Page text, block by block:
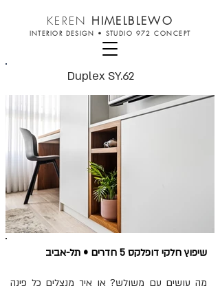
KEREN HIMELBLEWO
INTERIOR DESIGN • STUDIO 972 CONCEPT
Duplex SY.62
שיפוץ חלקי דופלקס 5 חדרים • תל-אביב
מה עושים עם משולש? או איך מנצלים כל פינה